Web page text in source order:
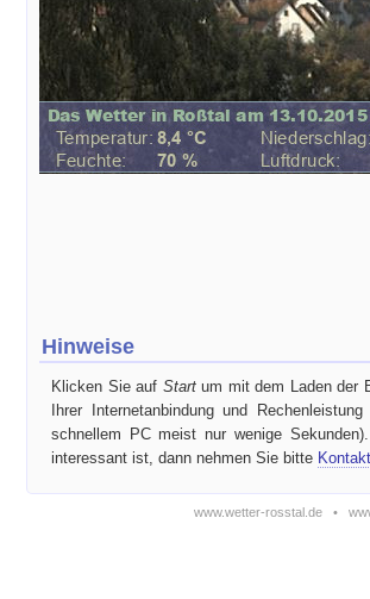
Hinweise
Klicken Sie auf Startum mit dem Laden der
Ihrer Internetanbindung und
schnellem PC meist nur wenige
interessant ist, dann nehmen Sie bitte Kontakt
www.wetter-rosstal.de •